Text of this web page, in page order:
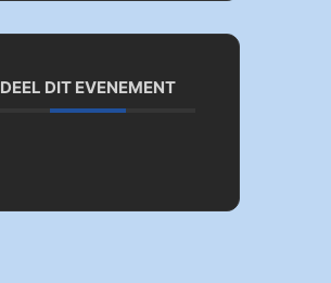
DEEL DIT EVENEMENT